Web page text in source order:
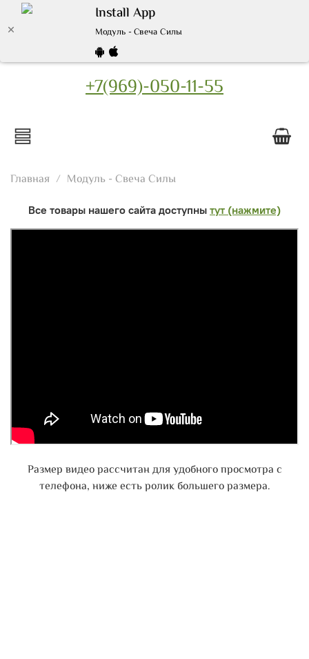
Install App
Модуль - Свеча Силы
+7(969)-050-11-55
Главная Модуль - Свеча Силы
Все товары нашего сайта доступны тут (нажмите)
Размер видео рассчитан для удобного просмотра с
телефона, ниже есть ролик большего размера.